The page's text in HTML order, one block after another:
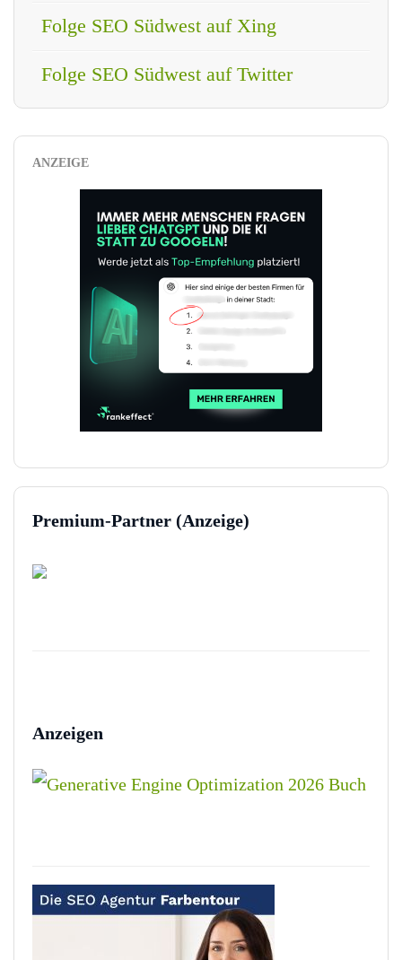
Folge SEO Südwest auf Xing
Folge SEO Südwest auf Twitter
ANZEIGE
Premium-Partner (Anzeige)
Anzeigen